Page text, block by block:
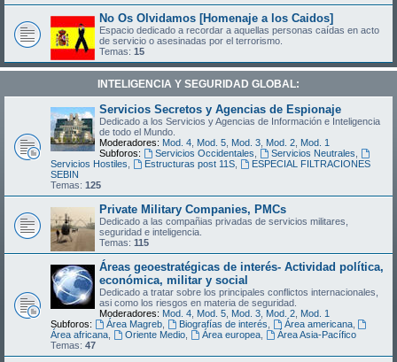
No Os Olvidamos [Homenaje a los Caidos]
Espacio dedicado a recordar a aquellas personas caídas en acto
de servicio o asesinadas por el terrorismo.
Temas: 15
INTELIGENCIA Y SEGURIDAD GLOBAL:
Servicios Secretos y Agencias de Espionaje
Dedicado a los Servicios y Agencias de Información e Inteligencia
de todo el Mundo.
Moderadores: Mod. 4 Mod. 5 Mod. 3 Mod. 2 Mod. 1
Subforos:
Servicios Occidentales Servicios Neutrales
Servicios Hostiles
Estructuras post 11S,
ESPECIAL FILTRACIONES
SEBIN
Temas: 125
Private Military Companies, PMCs
Dedicado a las compañias privadas de servicios militares,
seguridad e inteligencia.
Temas: 115
Áreas geoestratégicas de interés- Actividad política,
económica, militar y social
Dedicado a tratar sobre los principales conflictos internacionales,
asi como los riesgos en materia de seguridad.
Moderadores: Mod. 4 Mod. 5 Mod. 3 Mod. 2 Mod. 1
Subforos:
Área Magreb, Biografías de interés Área americana,
Área africana
Oriente Medio, Área europea,
Área Asia-Pacífico
Temas: 47